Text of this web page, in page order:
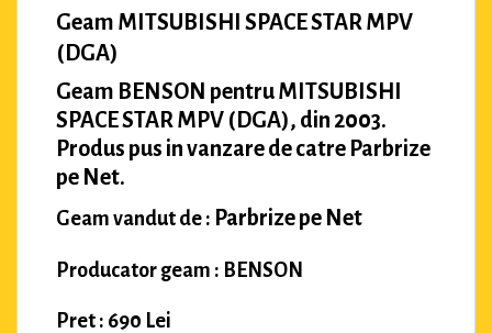
Geam MITSUBISHI SPACE STAR MPV
(DGA)
Geam BENSON pentru MITSUBISHI
SPACE STAR MPV (DGA), din 2003.
Produs pus in vanzare de catre Parbrize
pe Net.
Geam vandut de : Parbrize pe Net
Producator geam : BENSON
Pret : 690 Lei